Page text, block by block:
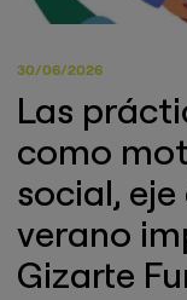
30/06/2026
Las
como
social,
verano
Gizarte